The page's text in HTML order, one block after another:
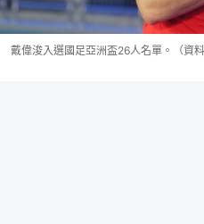
戴偉浚入選國足亞洲盃26人名單。（資料